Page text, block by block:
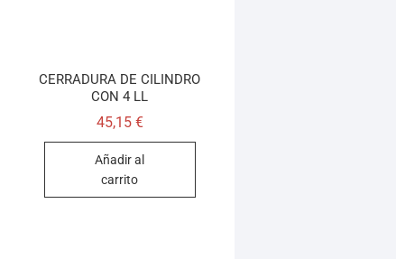
CERRADURA DE CILINDRO
CON 4 LL
45,15 €
Añadir al
carrito